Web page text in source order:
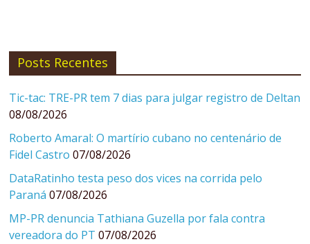
Posts Recentes
Tic-tac: TRE-PR tem 7 dias para julgar registro de Deltan
08/08/2026
Roberto Amaral: O martírio cubano no centenário de
Fidel Castro 07/08/2026
DataRatinho testa peso dos vices na corrida pelo
Paraná 07/08/2026
MP-PR denuncia Tathiana Guzella por fala contra
vereadora do PT 07/08/2026